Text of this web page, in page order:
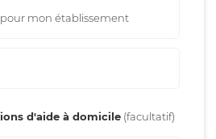
mon établissement
d'aide à domicile